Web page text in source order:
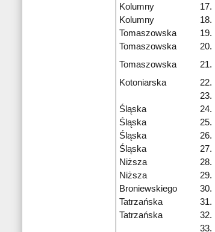
Kolumny
17.
Kolumny
18.
Tomaszowska
19.
Tomaszowska
20.
Tomaszowska
21.
Kotoniarska 22.
23.
Śląska
24.
Śląska
25.
Śląska
26.
Śląska
27.
Niższa
28.
Niższa
29.
Broniewskiego
30.
Tatrzańska
31.
Tatrzańska
32.
33.